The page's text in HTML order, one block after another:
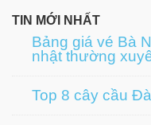
TIN MỚI NHẤT
Bảng giá vé Bà
nhật thường
Top 8 cây cầu